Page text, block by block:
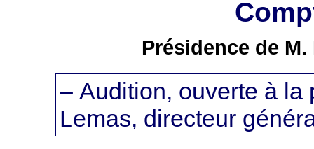
Présidence de
– Audition, ouverte à la
Lemas, directeur